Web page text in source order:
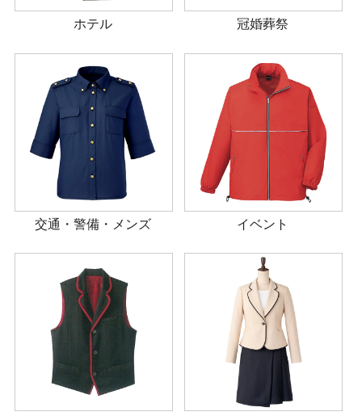
ホテル 冠婚葬祭
交通・警備・メンズ イベント